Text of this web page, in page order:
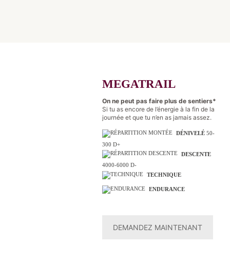
MEGATRAIL
On ne peut pas faire plus de sentiers*
Si tu as encore de l’énergie à la fin de la
journée et que tu n’en as jamais assez.
DÉNIVELÉ 50-
300 D+
DESCENTE
4000-6000 D-
TECHNIQUE
ENDURANCE
DEMANDEZ MAINTENANT